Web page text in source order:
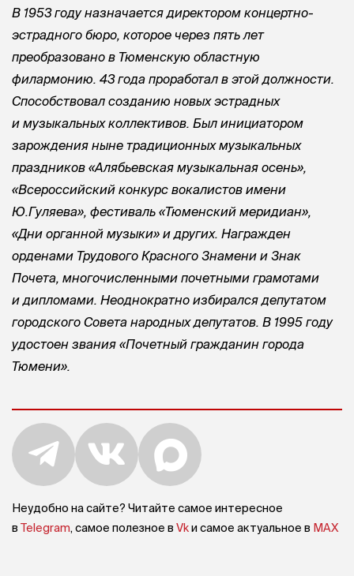
В 1953 году назначается директором концертно-
эстрадного бюро, которое через пять лет
преобразовано в Тюменскую областную
филармонию. 43 года проработал в этой должности.
Способствовал созданию новых эстрадных
и музыкальных коллективов. Был инициатором
зарождения ныне традиционных музыкальных
праздников «Алябьевская музыкальная осень»,
«Всероссийский конкурс вокалистов имени
Ю.Гуляева», фестиваль «Тюменский меридиан»,
«Дни органной музыки» и других. Награжден
орденами Трудового Красного Знамени и Знак
Почета, многочисленными почетными грамотами
и дипломами. Неоднократно избирался депутатом
городского Совета народных депутатов. В 1995 году
удостоен звания «Почетный гражданин города
Тюмени».
Неудобно на сайте? Читайте самое интересное
в Telegram, самое полезное в Vkи самое актуальное в MAX